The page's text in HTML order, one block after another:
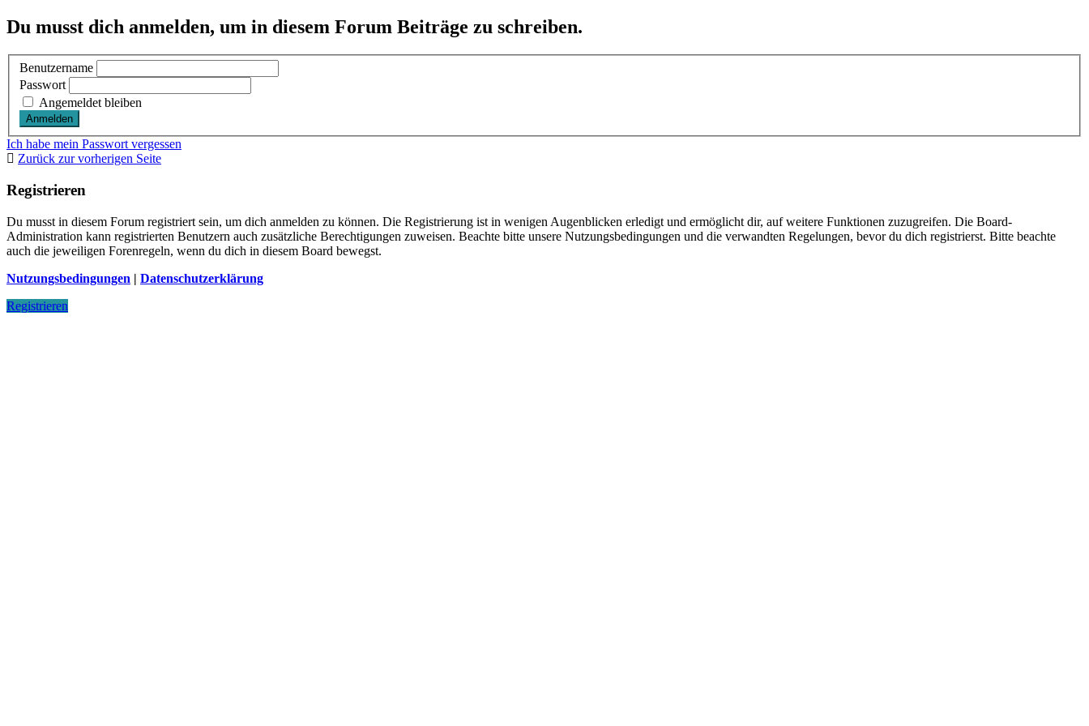
Du musst dich anmelden, um in diesem Forum Beiträge zu schreiben.
Benutzername
Passwort
Angemeldet bleiben
Ich habe mein Passwort vergessen
Zurück zur vorherigen Seite
Registrieren
Du musst in diesem Forum registriert sein, um dich anmelden zu können. Die Registrierung ist in wenigen Augenblicken erledigt und ermöglicht dir, auf weitere Funktionen zuzugreifen. Die Board-
Administration kann registrierten Benutzern auch zusätzliche Berechtigungen zuweisen. Beachte bitte unsere Nutzungsbedingungen und die verwandten Regelungen, bevor du dich registrierst. Bitte beachte
auch die jeweiligen Forenregeln, wenn du dich in diesem Board bewegst.
Nutzungsbedingungen | Datenschutzerklärung
Registrieren